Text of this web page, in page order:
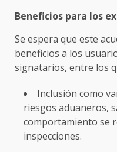
Beneficios para los
Se espera que este
beneficios a los
signatarios, entre los
Inclusión como
riesgos aduaneros,
comportamiento se
inspecciones.